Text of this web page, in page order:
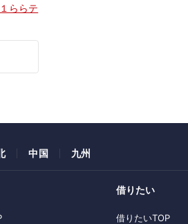
ららテ
中国 九州
借りたい
借りたいTOP